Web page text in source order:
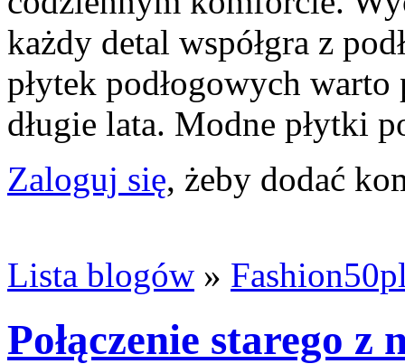
każdy detal współgra z
płytek podłogowych
długie lata. Modne płytki
Zaloguj się, żeby dodać
Lista blogów »
Połączenie starego z